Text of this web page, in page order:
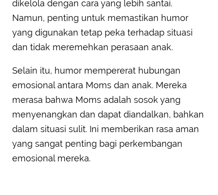
dikelola dengan cara yang lebih santai.
Namun, penting untuk memastikan humor
yang digunakan tetap peka terhadap situasi
dan tidak meremehkan perasaan anak.
Selain itu, humor mempererat hubungan
emosional antara Moms dan anak. Mereka
merasa bahwa Moms adalah sosok yang
menyenangkan dan dapat diandalkan, bahkan
dalam situasi sulit. Ini memberikan rasa aman
yang sangat penting bagi perkembangan
emosional mereka.